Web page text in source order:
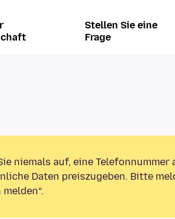
Stellen Sie eine
Frage
niemals auf, eine Telefonnummer
Daten preiszugeben. Bitte